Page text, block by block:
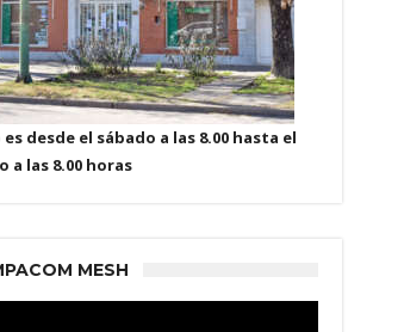
desde el sábado a las 8.00 hasta el
a las 8.00 horas
MESH